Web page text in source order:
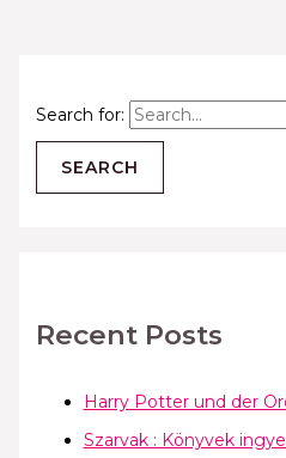
Search for:
Recent Posts
Harry Potter und der
Szarvak : Könyvek